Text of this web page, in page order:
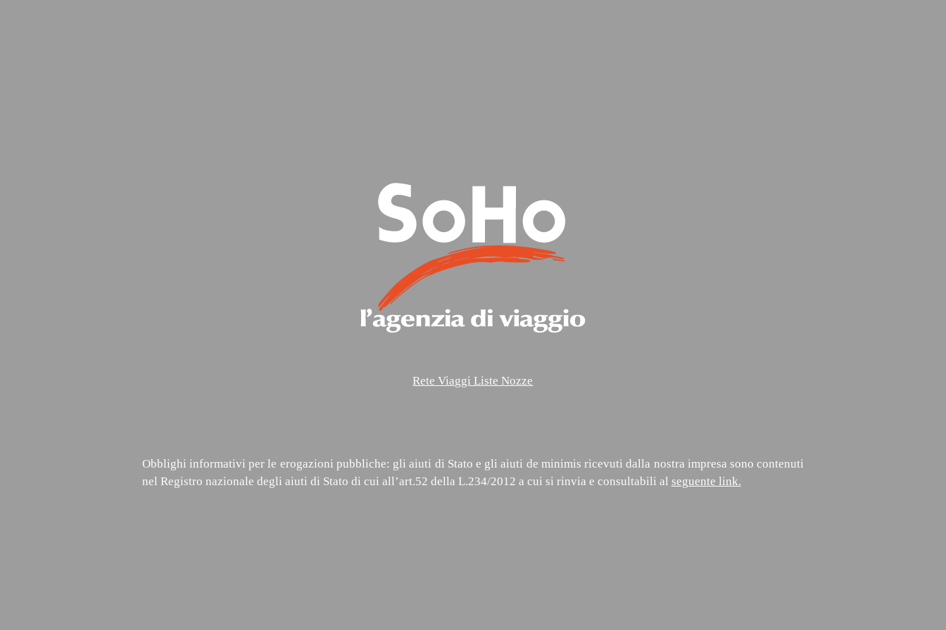
Rete Viaggi Liste Nozze
Obblighi informativi per le erogazioni pubbliche: gli aiuti di Stato e gli aiuti de minimis ricevuti dalla nostra impresa sono contenuti
nel Registro nazionale degli aiuti di Stato di cui all’art.52 della L.234/2012 a cui si rinvia e consultabili al seguente link.